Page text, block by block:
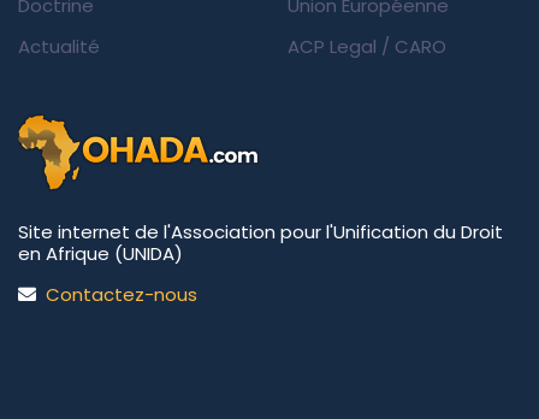
Doctrine
Actualité
Union Européenne
ACP Legal / CARO
Site internet de l'Association pour l'Unification du Droit
en Afrique (UNIDA)
Contactez-nous